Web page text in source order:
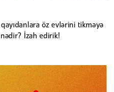
öz evlərini tikməyə
İzah edirik!